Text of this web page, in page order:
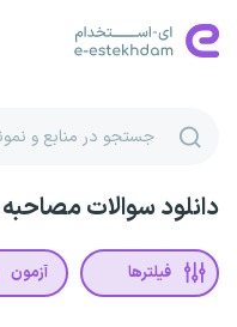
دانلود سوالات
فیلترها آزمون